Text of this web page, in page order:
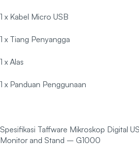
1 x Kabel Micro USB
1 x Tiang Penyangga
1 x Alas
1 x Panduan Penggunaan
Spesifikasi Taffware Mikroskop Digital
Monitor and Stand – G1000